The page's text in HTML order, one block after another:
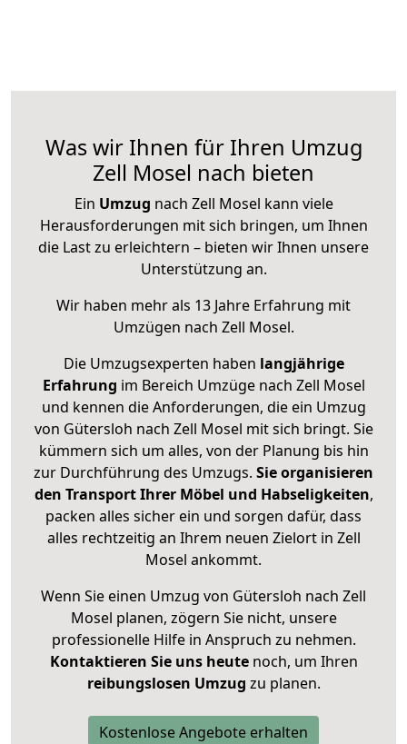
Was wir Ihnen für Ihren Umzug
Zell Mosel nach bieten
Ein Umzug nach Zell Mosel kann viele
Herausforderungen mit sich bringen, um Ihnen
die Last zu erleichtern – bieten wir Ihnen unsere
Unterstützung an.
Wir haben mehr als 13 Jahre Erfahrung mit
Umzügen nach Zell Mosel.
Die Umzugsexperten haben langjährige
Erfahrung im Bereich Umzüge nach Zell Mosel
und kennen die Anforderungen, die ein Umzug
von Gütersloh nach Zell Mosel mit sich bringt. Sie
kümmern sich um alles, von der Planung bis hin
zur Durchführung des Umzugs. Sie organisieren
den Transport Ihrer Möbel und Habseligkeiten,
packen alles sicher ein und sorgen dafür, dass
alles rechtzeitig an Ihrem neuen Zielort in Zell
Mosel ankommt.
Wenn Sie einen Umzug von Gütersloh nach Zell
Mosel planen, zögern Sie nicht, unsere
professionelle Hilfe in Anspruch zu nehmen.
Kontaktieren Sie uns heutenoch, um Ihren
reibungslosen Umzug zu planen.
Kostenlose Angebote erhalten